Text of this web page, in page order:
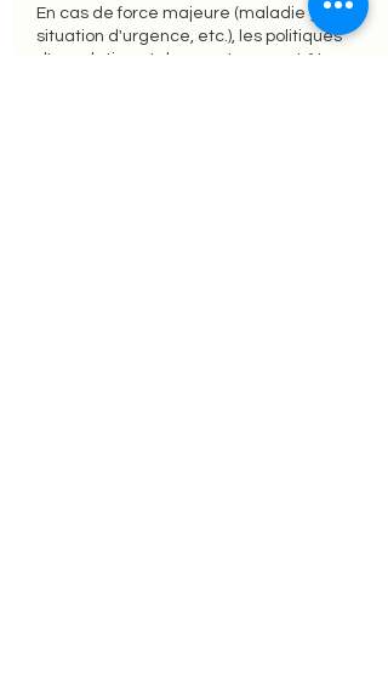
En cas de force majeure (maladie grave,
situation d'urgence, etc.), les politiques
d'annulation et de report peuvent être